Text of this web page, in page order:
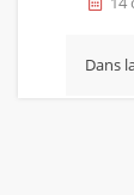
Dans